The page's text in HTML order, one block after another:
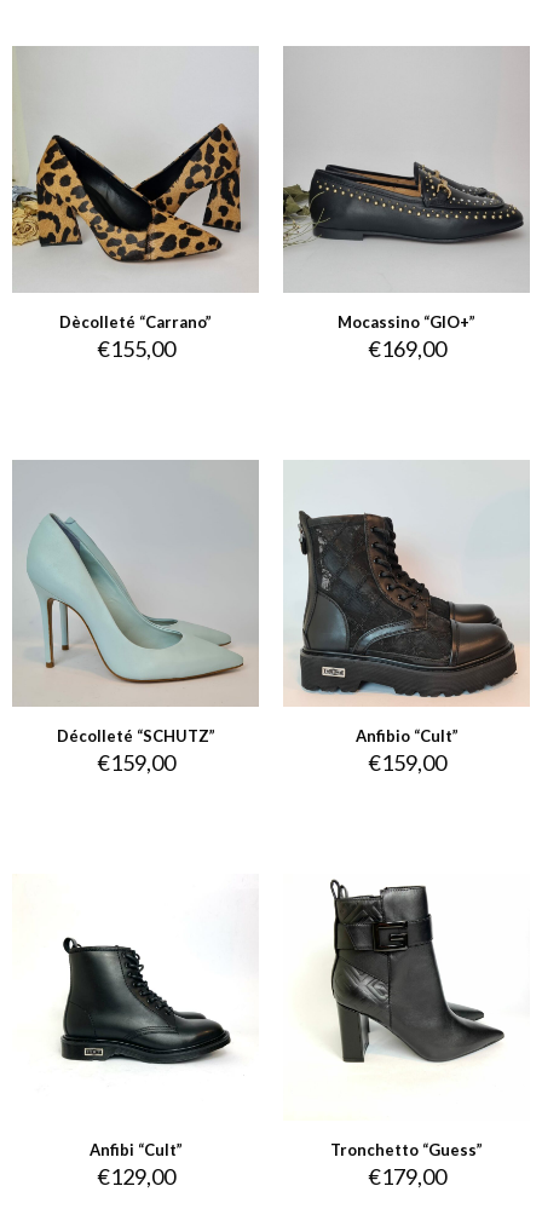
Dècolleté “Carrano”
€155,00
Mocassino “GIO+”
€169,00
Décolleté “SCHUTZ”
€159,00
Anfibio “Cult”
€159,00
Anfibi “Cult”
€129,00
Tronchetto “Guess”
€179,00